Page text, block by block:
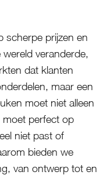
scherpe prijzen en
veranderde,
dat klanten
maar een
moet niet alleen
moet perfect op
niet past of
bieden we
van ontwerp tot en